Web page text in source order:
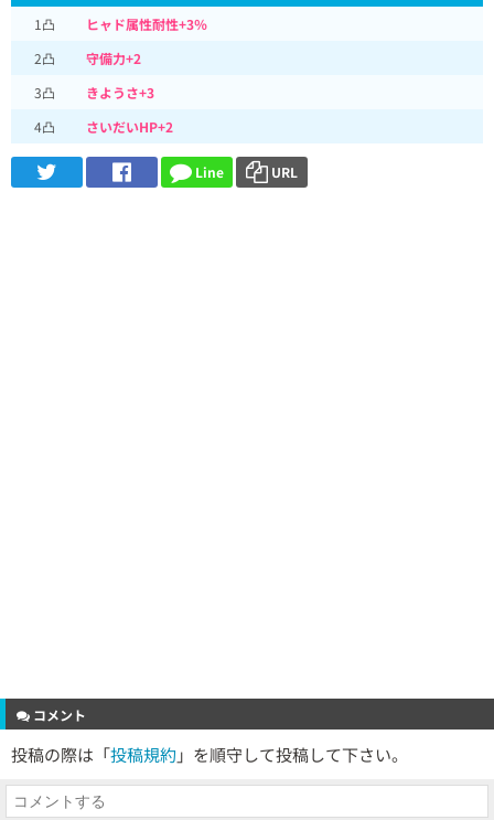
1凸
ヒャド属性耐性+3％
2凸
守備力+2
3凸
きようさ+3
4凸
さいだいHP+2
Line URL
コメント
投稿の際は「投稿規約 」を順守して投稿して下さい。